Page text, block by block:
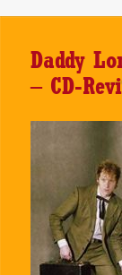
Daddy
– CD-